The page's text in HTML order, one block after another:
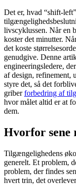
Det er, hvad “shift-
livscyklussen. Når en
koster det minutter.
det koste
genudgive. Denne
engineeringsledere,
af design,
styre det, så det
griberforbedring af
hvor målet altid er at
dem.
Hvorfor sene
Tilgængelighedens
generelt. Et problem,
problem, der findes
hvert trin, det